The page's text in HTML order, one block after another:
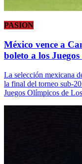
PASION
México vence a
boleto a los
La selección mexicana
la final del torneo sub-
Juegos Olímpicos de